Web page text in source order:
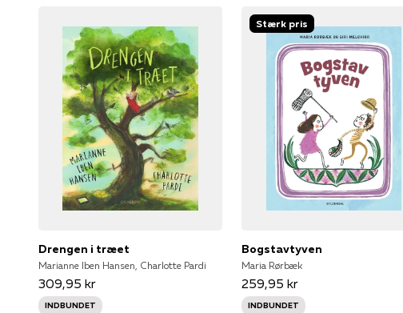
Drengen i træet
Marianne Iben Hansen, Charlotte Pardi
309,95 kr
INDBUNDET
Stærk pris
Bogstavtyven
Maria Rørbæk
259,95 kr
INDBUNDET